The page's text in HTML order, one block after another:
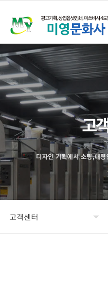
고
디자인 기획에서 소량,대
고객센터